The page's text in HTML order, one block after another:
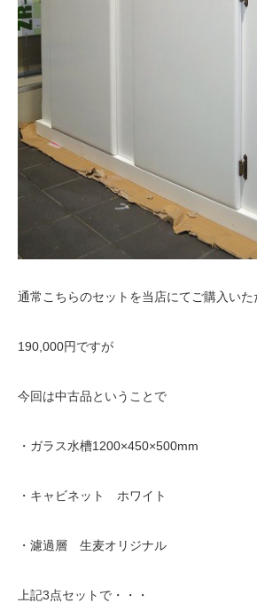
通常こちらのセットを当店にてご購入いた
190,000円ですが
今回は中古品ということで
・ガラス水槽1200×450×500mm
・キャビネット ホワイト
・濾過層 生麦オリジナル
上記3点セットで・・・